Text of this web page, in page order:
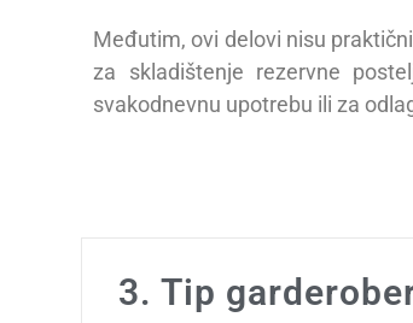
Međutim, ovi delovi nisu
za skladištenje rezervne
svakodnevnu upotrebu ili za
3. Tip